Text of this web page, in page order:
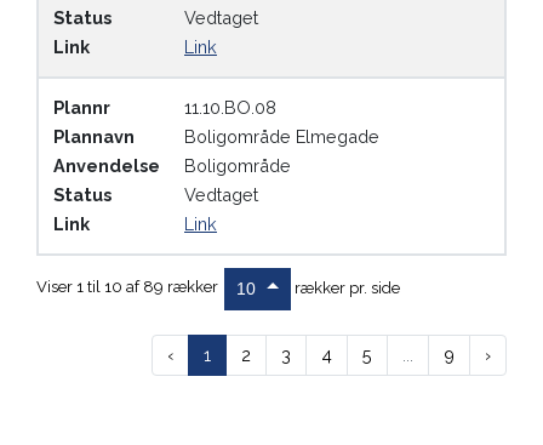
Status
Vedtaget
Link
Link
Plannr
11.10.BO.08
Plannavn
Boligområde Elmegade
Anvendelse
Boligområde
Status
Vedtaget
Link
Link
Viser 1 til 10 af 89 rækker 10 rækker pr. side
‹ 1 2 3 4 5 9 ›